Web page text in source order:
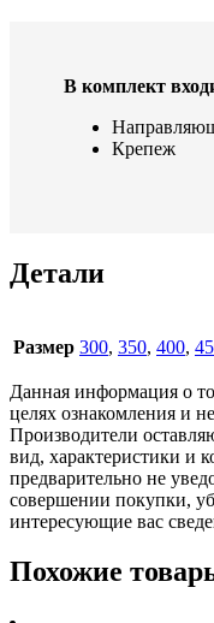
В комплект
Крепеж
Детали
Размер 300, 350, 400,
Данная информация о
целях ознакомления и
Производители
вид, характеристики и
предварительно не
совершении покупки,
интересующие вас
Похожие